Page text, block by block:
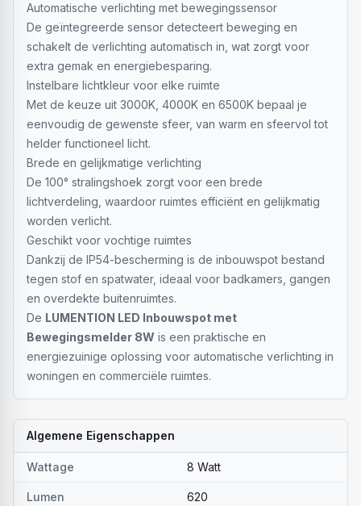
Automatische verlichting met bewegingssensor
De geïntegreerde sensor detecteert beweging en
schakelt de verlichting automatisch in, wat zorgt voor
extra gemak en energiebesparing.
Instelbare lichtkleur voor elke ruimte
Met de keuze uit 3000K, 4000K en 6500K bepaal je
eenvoudig de gewenste sfeer, van warm en sfeervol tot
helder functioneel licht.
Brede en gelijkmatige verlichting
De 100° stralingshoek zorgt voor een brede
lichtverdeling, waardoor ruimtes efficiënt en gelijkmatig
worden verlicht.
Geschikt voor vochtige ruimtes
Dankzij de IP54-bescherming is de inbouwspot bestand
tegen stof en spatwater, ideaal voor badkamers, gangen
en overdekte buitenruimtes.
De LUMENTION LED Inbouwspot met
Bewegingsmelder 8W is een praktische en
energiezuinige oplossing voor automatische verlichting in
woningen en commerciële ruimtes.
Algemene Eigenschappen
Wattage 8 Watt
Lumen 620